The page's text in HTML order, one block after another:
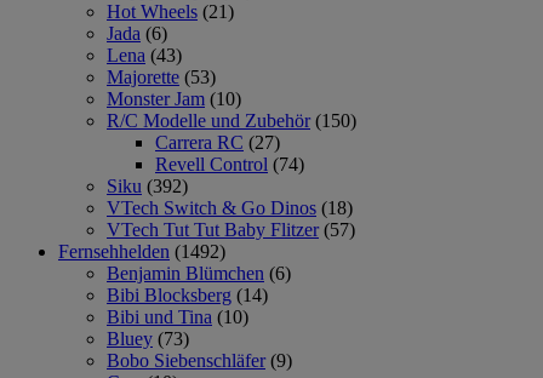
Hot Wheels (21)
Jada (6)
Lena (43)
Majorette (53)
Monster Jam (10)
R/C Modelle und Zubehör (150)
Carrera RC (27)
Revell Control (74)
Siku (392)
VTech Switch & Go Dinos (18)
VTech Tut Tut Baby Flitzer (57)
Fernsehhelden (1492)
Benjamin Blümchen (6)
Bibi Blocksberg (14)
Bibi und Tina (10)
Bluey (73)
Bobo Siebenschläfer (9)